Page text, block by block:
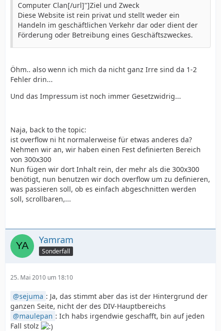
Computer Clan[/url]"]Ziel und Zweck
Diese Website ist rein privat und stellt weder ein
Handeln im geschäftlichen Verkehr dar oder dient der
Förderung oder Betreibung eines Geschäftszweckes.
Öhm.. also wenn ich mich da nicht ganz Irre sind da 1-2
Fehler drin...
Und das Impressum ist noch immer Gesetzwidrig...
Naja, back to the topic:
ist overflow ni ht normalerweise für etwas anderes da?
Nehmen wir an, wir haben einen Fest definierten Bereich
von 300x300
Nun fügen wir dort Inhalt rein, der mehr als die 300x300
benötigt, nun benutzen wir doch overflow um zu definieren,
was passieren soll, ob es einfach abgeschnitten werden
soll, scrollbaren,...
Yamram
Sonderfall
25. Mai 2010 um 18:10
sejuma : Ja, das stimmt aber das ist der Hintergrund der
ganzen Seite, nicht der des DIV-Hauptbereichs
maulepan : Ich habs irgendwie geschafft, bin auf jeden
Fall stolz